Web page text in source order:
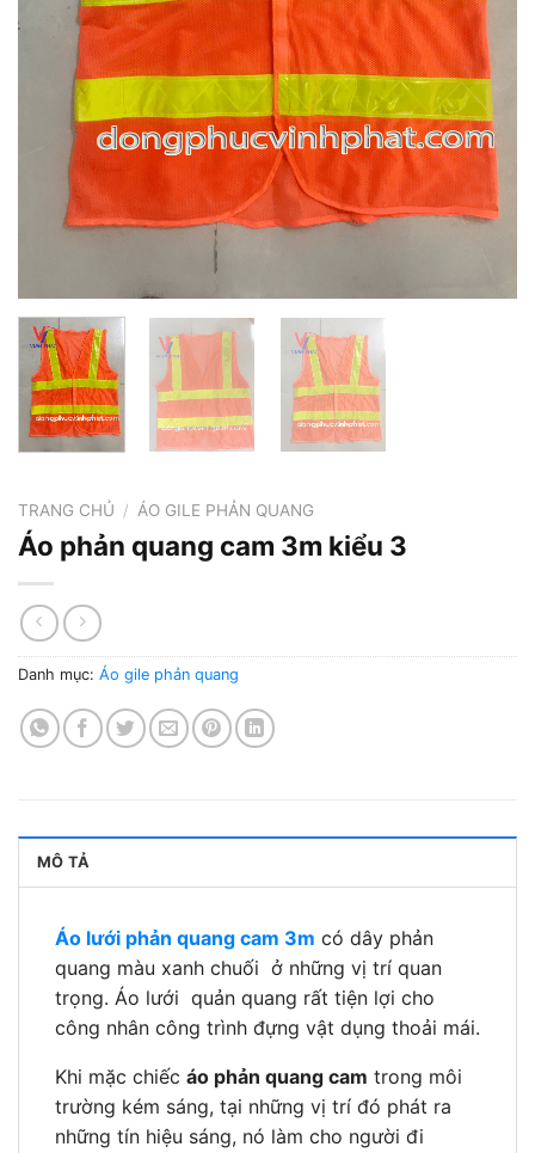
TRANG CHỦ / ÁO GILE PHẢN QUANG
Áo phản quang cam 3m kiểu 3
Danh mục: Áo gile phản quang
MÔ TẢ
Áo lưới phản quang cam 3m có dây phản
quang màu xanh chuối ở những vị trí quan
trọng. Áo lưới quản quang rất tiện lợi cho
công nhân công trình đựng vật dụng thoải mái.
Khi mặc chiếc áo phản quang cam trong môi
trường kém sáng, tại những vị trí đó phát ra
những tín hiệu sáng, nó làm cho người đi